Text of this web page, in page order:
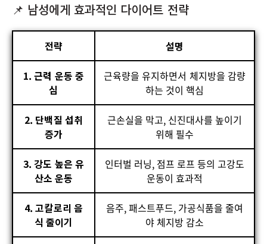
📌 남성에게 효과적인 다이어트 전략
전략 설명
1. 근력 운동 중
심
근육량을 유지하면서 체지방을 감량
하는 것이 핵심
2. 단백질 섭취
증가
근손실을 막고, 신진대사를 높이기
위해 필수
3. 강도 높은 유
산소 운동
인터벌 러닝, 점프 로프 등의 고강도
운동이 효과적
4. 고칼로리 음
식 줄이기
음주, 패스트푸드, 가공식품을 줄여
야 체지방 감소